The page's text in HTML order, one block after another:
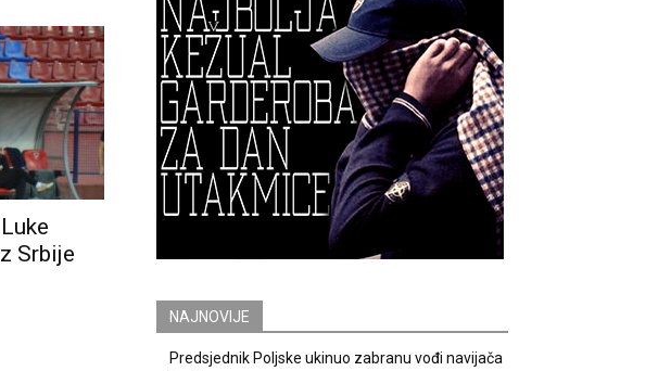
Srbije
NAJNOVIJE
Predsjednik Poljske ukinuo zabranu vođi navijača